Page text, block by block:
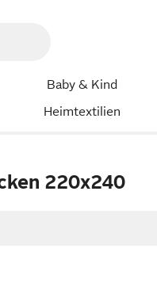
Baby & Kind
Heimtextilien
220x240